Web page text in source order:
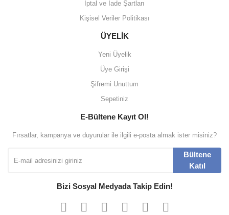
İptal ve İade Şartları
Kişisel Veriler Politikası
ÜYELİK
Yeni Üyelik
Üye Girişi
Şifremi Unuttum
Sepetiniz
E-Bültene Kayıt Ol!
Fırsatlar, kampanya ve duyurular ile ilgili e-posta almak ister misiniz?
Bültene
Katıl
Bizi Sosyal Medyada Takip Edin!